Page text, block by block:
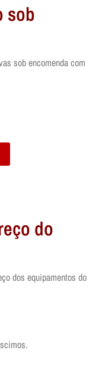
sob
sob encomenda com
do
dos equipamentos do